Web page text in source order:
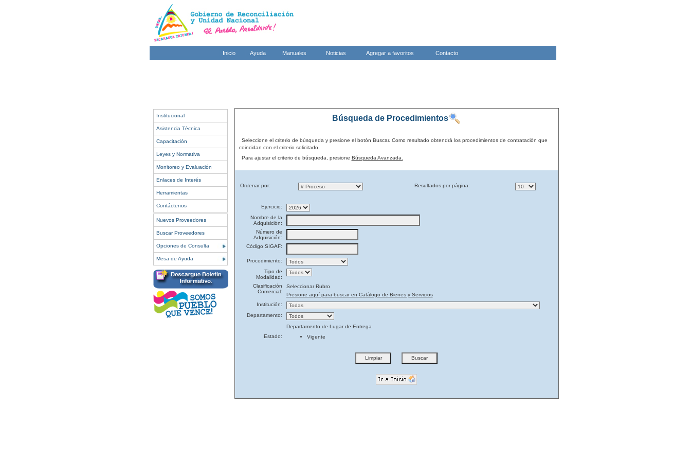
Inicio Ayuda Manuales Noticias Agregar a favoritos Contacto
Institucional
Asistencia Técnica
Capacitación
Leyes y Normativa
Monitoreo y Evaluación
Enlaces de Interés
Herramientas
Contáctenos
Nuevos Proveedores
Buscar Proveedores
Opciones de Consulta
Mesa de Ayuda
Búsqueda de Procedimientos
Seleccione el criterio de búsqueda y presione el botón Buscar. Como resultado obtendrá los procedimientos de contratación que
coincidan con el criterio solicitado.
Para ajustar el criterio de búsqueda, presione Búsqueda Avanzada.
Ordenar por: Resultados por página:
Ejercicio:
Nombre de la
Adquisición:
Número de
Adquisición:
Código SIGAF:
Procedimiento:
Tipo de
Modalidad:
Clasificación
Comercial:
Seleccionar Rubro
Presione aquí para buscar en Catálogo de Bienes y Servicios
Institución:
Departamento:
Departamento de Lugar de Entrega
Estado:
Vigente